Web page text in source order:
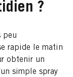
?
peu
rapide le matin
obtenir un
simple spray